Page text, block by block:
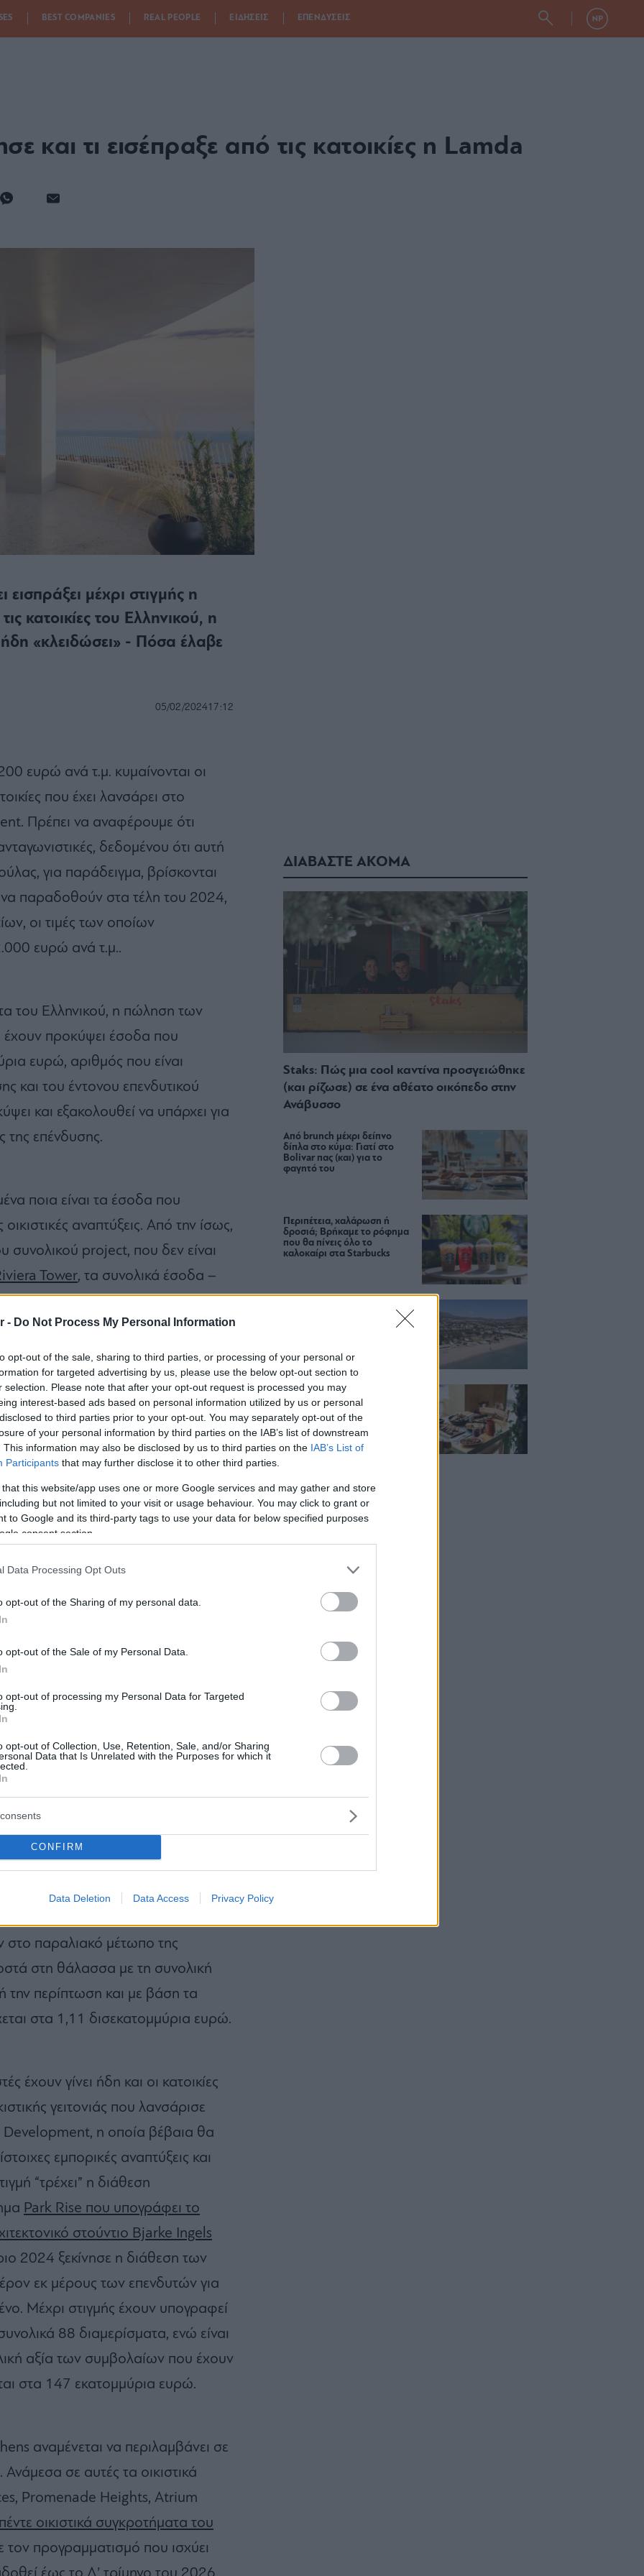
- Do Not Process My Personal Information
opt-out of the sale, sharing to third parties, or processing of your personal or
for targeted advertising by us, please use the below opt-out section to
selection. Please note that after your opt-out request is processed you may
interest-based ads based on personal information utilized by us or personal
to third parties prior to your opt-out. You may separately opt-out of the
of your personal information by third parties on the IAB’s list of downstream
This information may also be disclosed by us to third parties on the IAB’s List of
Participants that may further disclose it to other third parties.
that this website/app uses one or more Google services and may gather and store
but not limited to your visit or usage behaviour. You may click to grant or
to Google and its third-party tags to use your data for below specified purposes
consent section.
Data Processing Opt Outs
opt-out of the Sharing of my personal data.
opt-out of the Sale of my Personal Data.
opt-out of processing my Personal Data for Targeted
opt-out of Collection, Use, Retention, Sale, and/or Sharing
Data that Is Unrelated with the Purposes for which it
CONFIRM
Data Deletion Data Access Privacy Policy
BEST COMPANIES REAL PEOPLE ΕΙΔΗΣΕΙΣ ΕΠΕΝΔΥΣΕΙΣ
και τι εισέπραξε από τις κατοικίες η Lamda
μέχρι στιγμής η
κατοικίες του Ελληνικού, η
«κλειδώσει» - Πόσα έλαβε
05/02/202417:12
ευρώ ανά τ.μ. κυμαίνονται οι
που έχει λανσάρει στο
Πρέπει να αναφέρουμε ότι
δεδομένου ότι αυτή
για παράδειγμα, βρίσκονται
να παραδοθούν στα τέλη του 2024,
οι τιμές των οποίων
ευρώ ανά τ.μ..
του Ελληνικού, η πώληση των
έχουν προκύψει έσοδα που
ευρώ, αριθμός που είναι
και του έντονου επενδυτικού
και εξακολουθεί να υπάρχει για
της επένδυσης.
ποια είναι τα έσοδα που
αναπτύξεις. Από την ίσως,
συνολικού project, που δεν είναι
Tower, τα συνολικά έσοδα –
χωρίς να υπάρχει άλλο
, αγγίζουν τα 625
ότι η θεμελίωση του Πύργου
με τους πρώτους ορόφους να
μέτρων πύργος θα διαθέτει 50
ενώ η ολοκλήρωσή του
όσον αφορά στις κατοικίες Cove
να έχουν ήδη «κλείσει»
ανέρχεται στα 279 εκατομμύρια
άμεση πρόσβαση στην
χαμηλά διαμερίσματα και
απόσταση και αυτό από την
πολυτελείας και υψηλούς
υπάρχει πια κάποια διαθέσιμη προς
αξίας των συμβολαίων φτάνει τα
Villas είναι σχεδιασμένες από μια
γραφείων, όπως K-Studio,
SAOTA.
υπάρχει και από τα 314 που
στο παραλιακό μέτωπο της
στη θάλασσα με τη συνολική
περίπτωση και με βάση τα
στα 1,11 δισεκατομμύρια ευρώ.
έχουν γίνει ήδη και οι κατοικίες
γειτονιάς που λανσάρισε
Development, η οποία βέβαια θα
εμπορικές αναπτύξεις και
“τρέχει” η διάθεση
Park Rise που υπογράφει το
στούντιο Bjarke Ingels
2024 ξεκίνησε η διάθεση των
εκ μέρους των επενδυτών για
Μέχρι στιγμής έχουν υπογραφεί
88 διαμερίσματα, ενώ είναι
αξία των συμβολαίων που έχουν
στα 147 εκατομμύρια ευρώ.
αναμένεται να περιλαμβάνει σε
σε αυτές τα οικιστικά
Promenade Heights, Atrium
πέντε οικιστικά συγκροτήματα του
προγραμματισμό που ισχύει
ΔΙΑΒΑΣΤΕ ΑΚΟΜΑ
Staks: Πώς μια cool καντίνα προσγειώθηκε
(και ρίζωσε) σε ένα αθέατο οικόπεδο στην
Ανάβυσσο
Από brunch μέχρι δείπνο
δίπλα στο κύμα: Γιατί στο
Bolivar πας (και) για το
φαγητό του
Περιπέτεια, χαλάρωση ή
δροσιά; Βρήκαμε το ρόφημα
που θα πίνεις όλο το
καλοκαίρι στα Starbucks
των 15 εκατ. – Η νέα εποχή
Νόστος Μεζέ: Μια σύγχρονη
ταβέρνα στη Νέα Σμύρνη
όπου το κρέας μιλάει πρώτο